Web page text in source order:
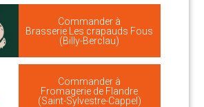
Commander à
Brasserie Les crapauds Fous
(Billy-Berclau)
Commander à
Fromagerie de Flandre
(Saint-Sylvestre-Cappel)